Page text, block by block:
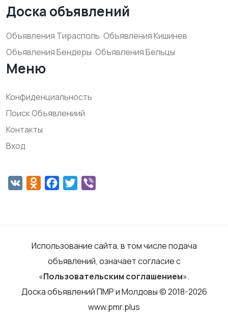
Доска объявлений
Объявления Тирасполь Объявления Кишинев
Объявления Бендеры Объявления Бельцы
Меню
Конфиденциальность
Поиск Объявлениий
Контакты
Вход
VK Odnoklassniki
Facebook
Twitter
Использование сайта, в том числе подача
объявлений, означает согласие с
«Пользовательским соглашением».
Доска объявлений ПМР и Молдовы © 2018-2026
www.pmr.plus